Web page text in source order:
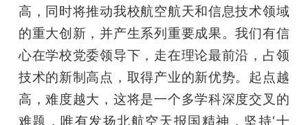
高，同时将推动我校航空航天和信息技术领域
的重大创新，并产生系列重要成果。我们有信
心在学校党委领导下，走在理论最前沿，占领
技术的新制高点，取得产业的新优势。起点越
高，难度越大，这将是一个多学科深度交叉的
难题，唯有发扬北航空天报国精神，坚持‘十